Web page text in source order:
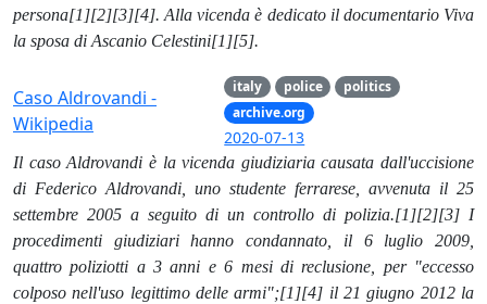
persona[1][2][3][4]. Alla vicenda è dedicato il documentario Viva
la sposa di Ascanio Celestini[1][5].
Caso Aldrovandi -
Wikipedia
italy police
politics
archive.org
2020-07-13
Il caso Aldrovandi è la vicenda giudiziaria causata dall'uccisione
di Federico Aldrovandi, uno studente ferrarese, avvenuta il 25
settembre 2005 a seguito di un controllo di polizia.[1][2][3] I
procedimenti giudiziari hanno condannato, il 6 luglio 2009,
quattro poliziotti a 3 anni e 6 mesi di reclusione, per "eccesso
colposo nell'uso legittimo delle armi";[1][4] il 21 giugno 2012 la